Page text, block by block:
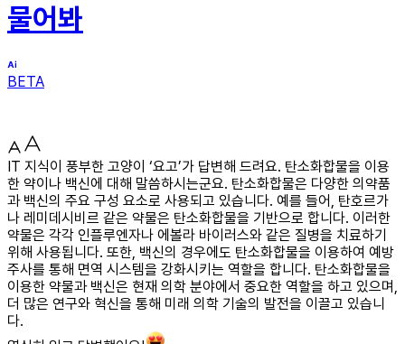
물어봐
BETA
IT 지식이 풍부한 고양이 ‘요고’가 답변해 드려요. 탄소화합물을 이용
한 약이나 백신에 대해 말씀하시는군요. 탄소화합물은 다양한 의약품
과 백신의 주요 구성 요소로 사용되고 있습니다. 예를 들어, 탄호르가
나 레미데시비르 같은 약물은 탄소화합물을 기반으로 합니다. 이러한
약물은 각각 인플루엔자나 에볼라 바이러스와 같은 질병을 치료하기
위해 사용됩니다. 또한, 백신의 경우에도 탄소화합물을 이용하여 예방
주사를 통해 면역 시스템을 강화시키는 역할을 합니다. 탄소화합물을
이용한 약물과 백신은 현재 의학 분야에서 중요한 역할을 하고 있으며,
더 많은 연구와 혁신을 통해 미래 의학 기술의 발전을 이끌고 있습니
다.